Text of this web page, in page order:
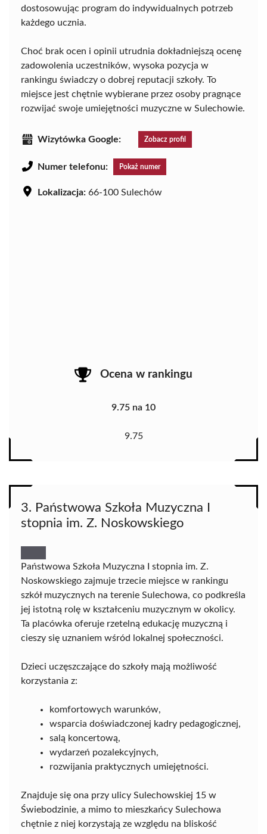
dostosowując program do indywidualnych potrzeb
każdego ucznia.
Choć brak ocen i opinii utrudnia dokładniejszą ocenę
zadowolenia uczestników, wysoka pozycja w
rankingu świadczy o dobrej reputacji szkoły. To
miejsce jest chętnie wybierane przez osoby pragnące
rozwijać swoje umiejętności muzyczne w Sulechowie.
Wizytówka Google: Zobacz profil
Numer telefonu: Pokaż numer
Lokalizacja: 66-100 Sulechów
Ocena w rankingu
9.75 na 10
9.75
3. Państwowa Szkoła Muzyczna I
stopnia im. Z. Noskowskiego
Państwowa Szkoła Muzyczna I stopnia im. Z.
Noskowskiego zajmuje trzecie miejsce w rankingu
szkół muzycznych na terenie Sulechowa, co podkreśla
jej istotną rolę w kształceniu muzycznym w okolicy.
Ta placówka oferuje rzetelną edukację muzyczną i
cieszy się uznaniem wśród lokalnej społeczności.
Dzieci uczęszczające do szkoły mają możliwość
korzystania z:
komfortowych warunków,
wsparcia doświadczonej kadry pedagogicznej,
salą koncertową,
wydarzeń pozalekcyjnych,
rozwijania praktycznych umiejętności.
Znajduje się ona przy ulicy Sulechowskiej 15 w
Świebodzinie, a mimo to mieszkańcy Sulechowa
chętnie z niej korzystają ze względu na bliskość